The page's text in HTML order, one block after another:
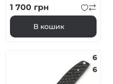
1 700 грн
В кошик
6
6